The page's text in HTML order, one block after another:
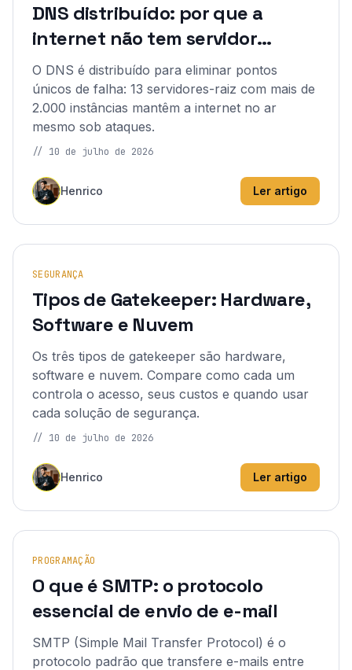
DNS distribuído: por que a
internet não tem servidor
central
O DNS é distribuído para eliminar pontos
únicos de falha: 13 servidores-raiz com mais de
2.000 instâncias mantêm a internet no ar
mesmo sob ataques.
// 10 de julho de 2026
Henrico Ler artigo
SEGURANÇA
Tipos de Gatekeeper: Hardware,
Software e Nuvem
Os três tipos de gatekeeper são hardware,
software e nuvem. Compare como cada um
controla o acesso, seus custos e quando usar
cada solução de segurança.
// 10 de julho de 2026
Henrico Ler artigo
PROGRAMAÇÃO
O que é SMTP: o protocolo
essencial de envio de e-mail
SMTP (Simple Mail Transfer Protocol) é o
protocolo padrão que transfere e-mails entre